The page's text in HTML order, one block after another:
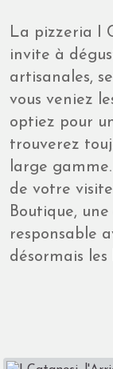
La pizzeria I
invite à
artisanales,
vous veniez
optiez pour
trouverez
large
de votre
Boutique,
responsable
désormais les